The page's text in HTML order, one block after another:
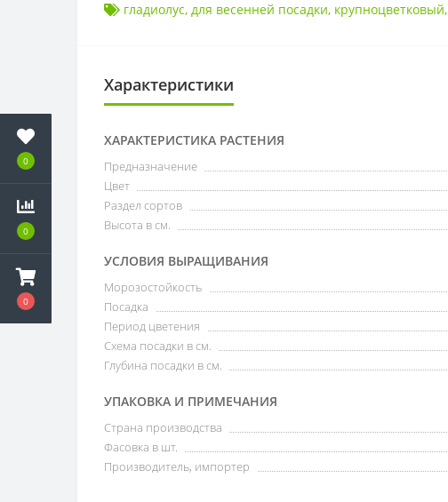
0
0
0
гладиолус, для весенней посадки, крупноцветковый,
Характеристики
ХАРАКТЕРИСТИКА РАСТЕНИЯ
Предназначение
Цвет
Раздел сортов
Высота в см.
УСЛОВИЯ ВЫРАЩИВАНИЯ
Морозостойкость
Посадка
Период цветения
Схема посадки в см.
Глубина посадки в см.
УПАКОВКА И ПРИМЕЧАНИЯ
Страна производства
Фасовка в шт.
Производитель, импортер